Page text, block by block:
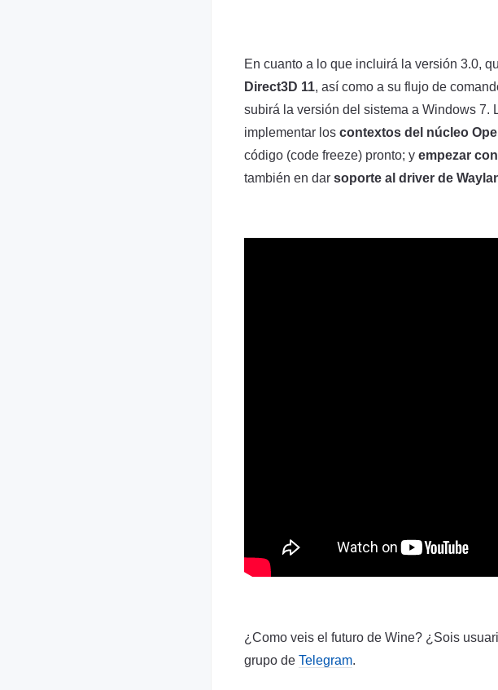
En cuanto a lo que incluirá la versión 3.0,
Direct3D 11, así como a su flujo de
subirá la versión del sistema a Windows 7.
implementar los contextos del núcleo
código (code freeze) pronto; y empezar
también en dar soporte al driver de
¿Como veis el futuro de Wine? ¿Sois
grupo de Telegram.